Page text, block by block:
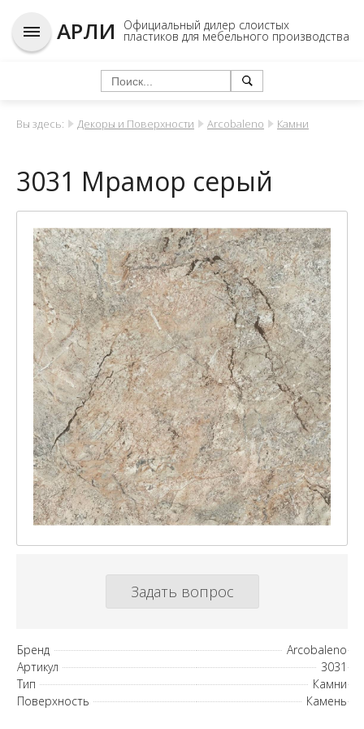
АРЛИ Официальный дилер слоистых
пластиков для мебельного производства
Вы здесь: Декоры и Поверхности Arcobaleno Камни
3031 Мрамор серый
Задать вопрос
Бренд
Arcobaleno
Артикул
3031
Тип
Камни
Поверхность
Камень